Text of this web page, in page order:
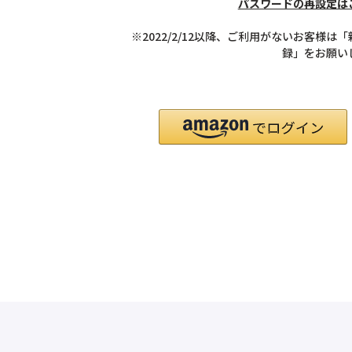
パスワードの再設定は
※2022/2/12以降、ご利用がないお客様は「
録」をお願い